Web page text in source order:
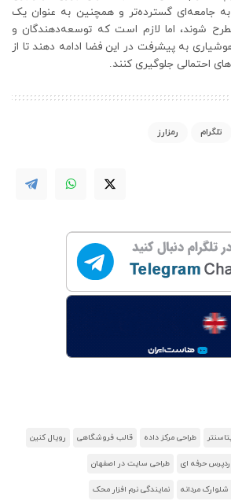
به جامعه‌ای گسترده‌تر و همچنین به عنوان یک
شوند، اما لازم است که توسعه‌دهندگان و
به پیشرفت در این فضا ادامه دهند تا از
احتمالی جلوگیری کنند.
تلگرام رمزارز
طراحی مرکز داده قالب فروشگاهی رویال کنین
حرفه ای طراحی سایت در اصفهان
مردانه نمایندگی نرم افزار محک